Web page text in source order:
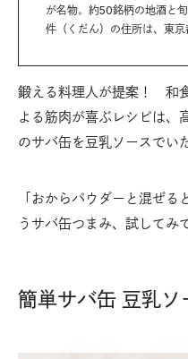
が名物。約50銘柄の地酒と
件（くだん）の住所は、東
鍛える料理人が提案！ 和
よる筋肉が喜ぶレシピは、
のサバ缶を豆乳ソースでい
「おからパウダーと混ぜ
うサバ缶つまみ、試してみ
簡単サバ缶 豆乳ソ